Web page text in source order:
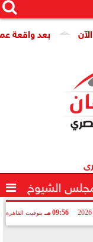
بعد واقعة عمرو
الشيوخ 
09:56 مـ بتوقيت القاهرة